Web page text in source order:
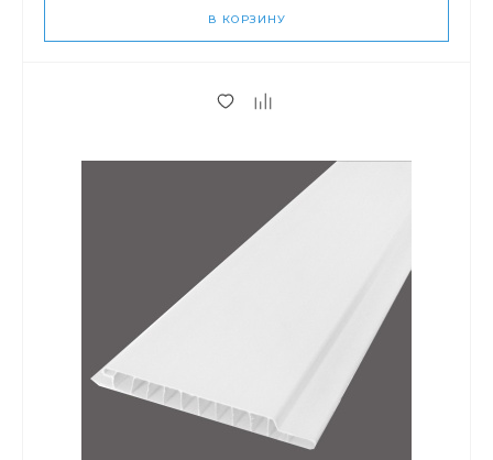
В КОРЗИНУ